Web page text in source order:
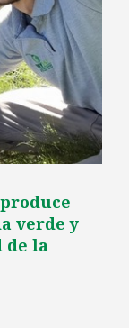
verde y
de la